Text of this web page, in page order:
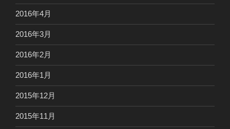
2016年4月
2016年3月
2016年2月
2016年1月
2015年12月
2015年11月